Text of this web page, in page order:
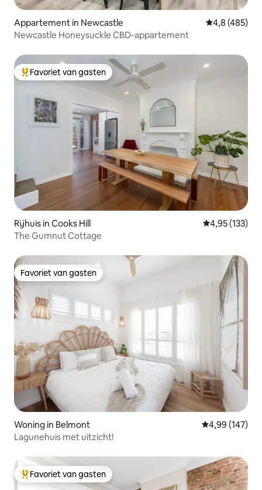
Appartement in Newcastle Gemiddelde
4,8 (485)
Newcastle Honeysuckle CBD-appartement
Topfavoriet van gasten
Favoriet van gasten
Rijhuis in Cooks Hill Gemiddelde
4,95 (133)
The Gumnut Cottage
Favoriet van gasten
Favoriet van gasten
Woning in Belmont Gemiddelde
4,99 (147)
Lagunehuis met uitzicht!
Topfavoriet van gasten
Favoriet van gasten